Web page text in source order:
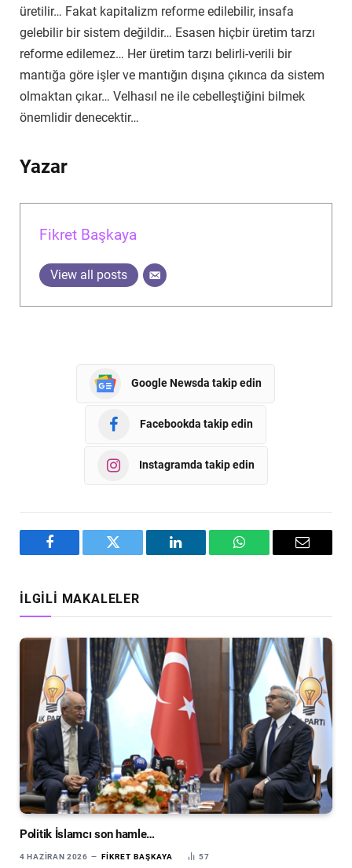
üretilir… Fakat kapitalizm reforme edilebilir, insafa
gelebilir bir sistem değildir… Esasen hiçbir üretim tarzı
reforme edilemez… Her üretim tarzı belirli-verili bir
mantığa göre işler ve mantığın dışına çıkınca da sistem
olmaktan çıkar… Velhasıl ne ile cebelleştiğini bilmek
önemlidir denecektir…
Yazar
Fikret Başkaya
View all posts
Google Newsda takip edin
Facebookda takip edin
Instagramda takip edin
Facebook Twitter LinkedIn WhatsAppEmail
İLGILI MAKALELER
Politik İslamcı son hamle…
4 HAZIRAN 2026 FIKRET BAŞKAYA 57